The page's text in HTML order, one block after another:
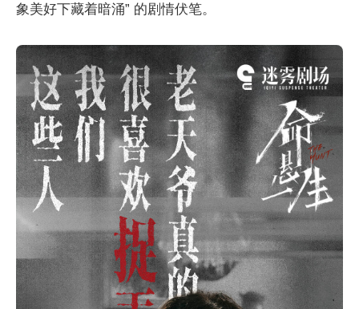
象美好下藏着暗涌” 的剧情伏笔。